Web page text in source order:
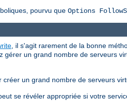
pourvu que Options
, il s'agit rarement de la bonne
gérer un grand nombre de serveurs
créer un grand nombre de serveurs
se révéler appropriée si votre